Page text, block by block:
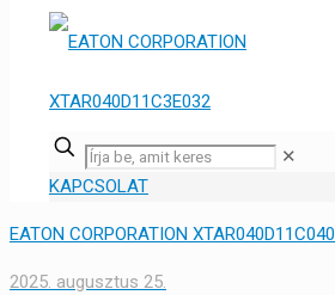
✕
KAPCSOLAT
EATON CORPORATION XTAR040D11C040
2025. augusztus 25.